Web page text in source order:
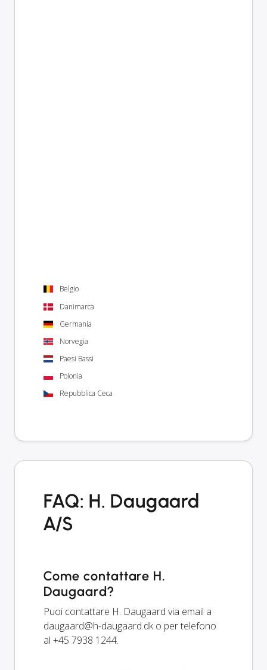
Belgio
Danimarca
Germania
Norvegia
Paesi Bassi
Polonia
Repubblica Ceca
FAQ: H. Daugaard
A/S
Come contattare H.
Daugaard?
Puoi contattare H. Daugaard via email a
daugaard@h-daugaard.dko per telefono
al +45 7938 1244.